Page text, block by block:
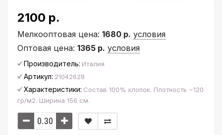
2100 р.
Мелкооптовая цена: 1680 р. условия
Оптовая цена: 1365 р. условия
Производитель: Италия
Артикул: 21042628
Характеристики: Состав 100% хлопок. Плотность ~120
гр/м2. Ширина 156 см.